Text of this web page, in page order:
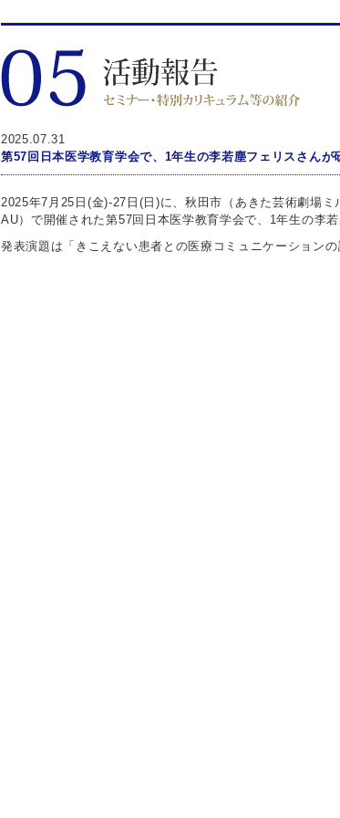
2025.07.31
第57回日本医学教育学会で、1年生の李若塵フェリスさん
2025年7月25日(金)-27日(日)に、秋田市（あきた芸術劇場
AU）で開催された第57回日本医学教育学会で、1年生の李
発表演題は「きこえない患者との医療コミュニケーション